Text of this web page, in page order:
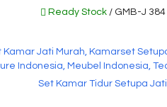
Ready Stock/ GMB-J 384
Set Kamar Tidur Setupa Jati